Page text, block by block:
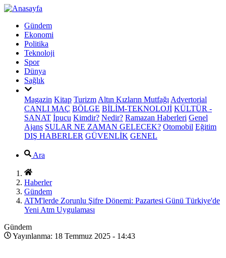
Gündem
Ekonomi
Politika
Teknoloji
Spor
Dünya
Sağlık
Magazin Kitap Turizm Altın Kızların Mutfağı Advertorial
CANLI MAÇ BÖLGE BİLİM-TEKNOLOJİ KÜLTÜR -
SANAT İpucu Kimdir? Nedir? Ramazan Haberleri Genel
Ajans SULAR NE ZAMAN GELECEK? Otomobil Eğitim
DIŞ HABERLER GÜVENLİK GENEL
Ara
Haberler
Gündem
ATM'lerde Zorunlu Şifre Dönemi: Pazartesi Günü Türkiye'de
Yeni Atm Uygulaması
Gündem
Yayınlanma: 18 Temmuz 2025 - 14:43